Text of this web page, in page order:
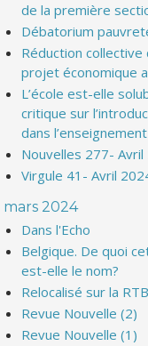
de la première
Débatorium
Réduction collective
projet économique
L’école est-elle
critique sur
dans
Nouvelles 277-
Virgule 41- Avril
mars 2024
Dans l'Echo
Belgique. De quoi
est-elle le nom?
Relocalisé sur la
Revue Nouvelle (2)
Revue Nouvelle (1)